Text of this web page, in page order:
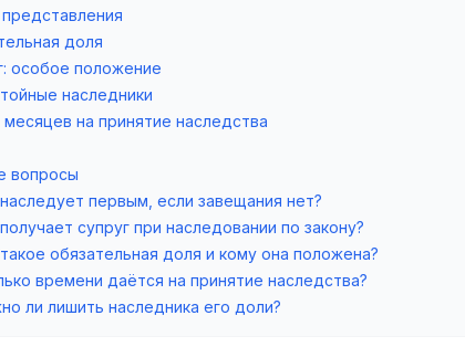
доля
особое положение
наследники
на принятие наследства
вопросы
первым, если завещания нет?
супруг при наследовании по закону?
обязательная доля и кому она положена?
времени даётся на принятие наследства?
ли лишить наследника его доли?